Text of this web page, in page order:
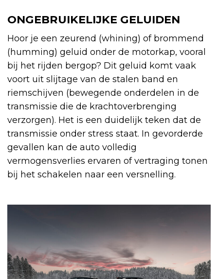
ONGEBRUIKELIJKE GELUIDEN
Hoor je een zeurend (whining) of brommend
(humming) geluid onder de motorkap, vooral
bij het rijden bergop? Dit geluid komt vaak
voort uit slijtage van de stalen band en
riemschijven (bewegende onderdelen in de
transmissie die de krachtoverbrenging
verzorgen). Het is een duidelijk teken dat de
transmissie onder stress staat. In gevorderde
gevallen kan de auto volledig
vermogensverlies ervaren of vertraging tonen
bij het schakelen naar een versnelling.